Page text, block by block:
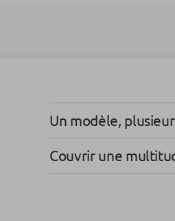
Un modèle,
Couvrir une